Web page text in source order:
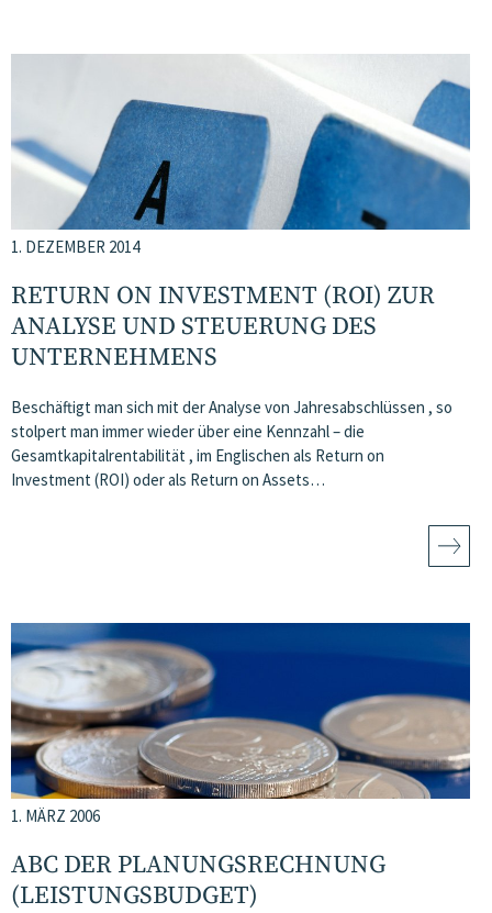
1. DEZEMBER 2014
RETURN ON INVESTMENT (ROI) ZUR
ANALYSE UND STEUERUNG DES
UNTERNEHMENS
Beschäftigt man sich mit der Analyse von Jahresabschlüssen , so
stolpert man immer wieder über eine Kennzahl – die
Gesamtkapitalrentabilität , im Englischen als Return on
Investment (ROI) oder als Return on Assets…
1. MÄRZ 2006
ABC DER PLANUNGSRECHNUNG
(LEISTUNGSBUDGET)